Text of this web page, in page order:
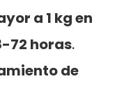
a 1 kg en
72 horas.
de